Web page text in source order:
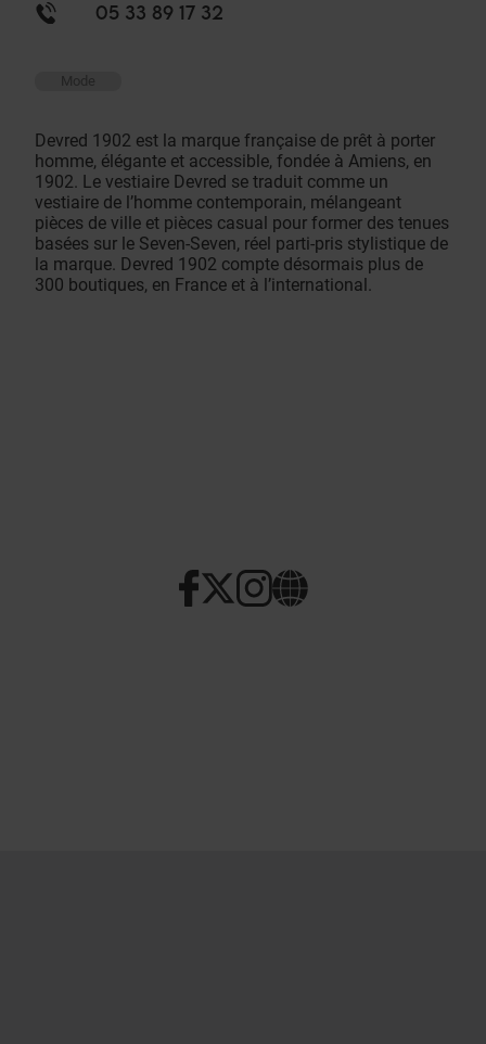
05 33 89 17 32
Mode
Devred 1902 est la marque française de prêt à porter
homme, élégante et accessible, fondée à Amiens, en
1902. Le vestiaire Devred se traduit comme un
vestiaire de l’homme contemporain, mélangeant
pièces de ville et pièces casual pour former des tenues
basées sur le Seven-Seven, réel parti-pris stylistique de
la marque. Devred 1902 compte désormais plus de
300 boutiques, en France et à l’international.